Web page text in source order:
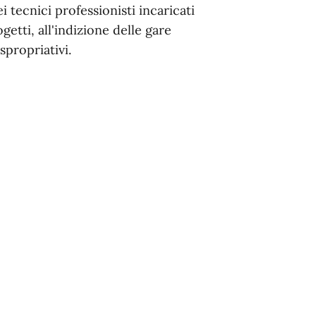
tecnici professionisti incaricati
all'indizione delle gare